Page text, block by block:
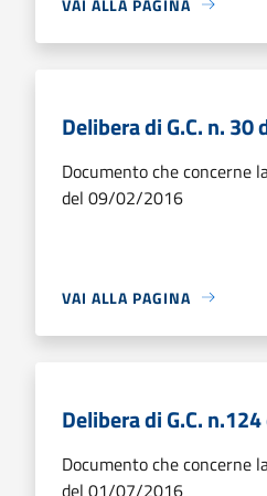
Delibera di G.C. n.
Documento che concerne
del 09/02/2016
VAI ALLA PAGINA
Delibera di G.C.
Documento che concerne
del 01/07/2016